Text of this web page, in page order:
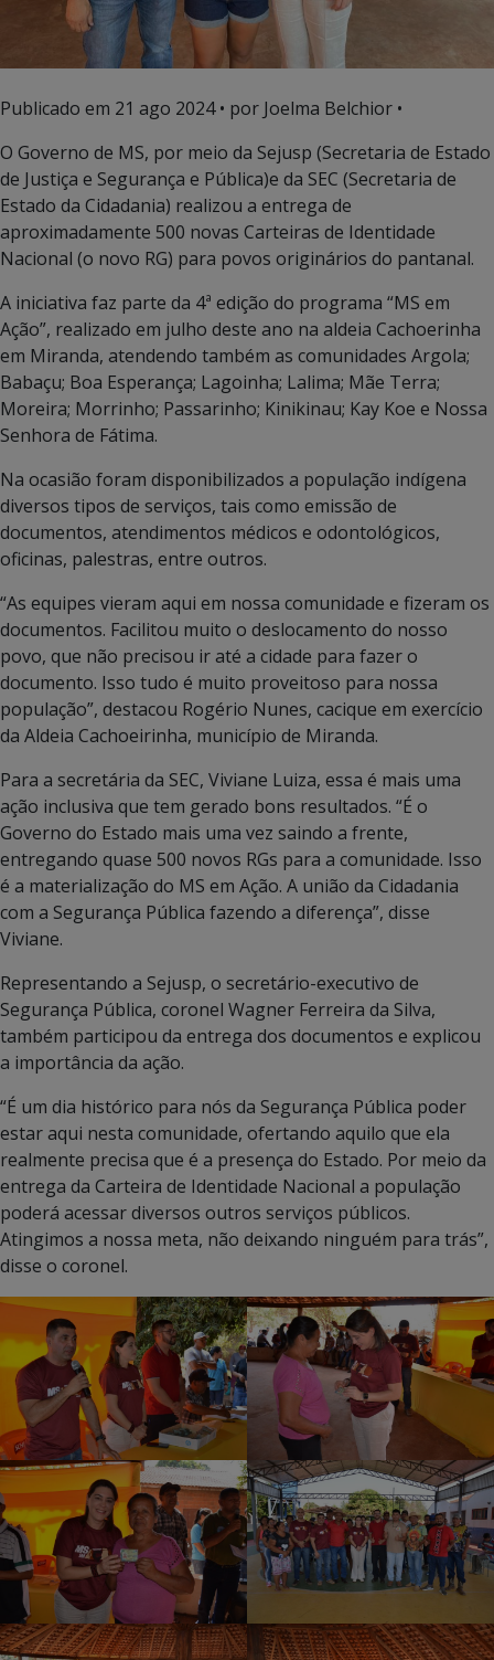
Publicado em 21 ago 2024• por Joelma Belchior •
O Governo de MS, por meio da Sejusp (Secretaria de Estado
de Justiça e Segurança e Pública)e da SEC (Secretaria de
Estado da Cidadania) realizou a entrega de
aproximadamente 500 novas Carteiras de Identidade
Nacional (o novo RG) para povos originários do pantanal.
A iniciativa faz parte da 4ª edição do programa “MS em
Ação”, realizado em julho deste ano na aldeia Cachoerinha
em Miranda, atendendo também as comunidades Argola;
Babaçu; Boa Esperança; Lagoinha; Lalima; Mãe Terra;
Moreira; Morrinho; Passarinho; Kinikinau; Kay Koe e Nossa
Senhora de Fátima.
Na ocasião foram disponibilizados a população indígena
diversos tipos de serviços, tais como emissão de
documentos, atendimentos médicos e odontológicos,
oficinas, palestras, entre outros.
“As equipes vieram aqui em nossa comunidade e fizeram os
documentos. Facilitou muito o deslocamento do nosso
povo, que não precisou ir até a cidade para fazer o
documento. Isso tudo é muito proveitoso para nossa
população”, destacou Rogério Nunes, cacique em exercício
da Aldeia Cachoeirinha, município de Miranda.
Para a secretária da SEC, Viviane Luiza, essa é mais uma
ação inclusiva que tem gerado bons resultados. “É o
Governo do Estado mais uma vez saindo a frente,
entregando quase 500 novos RGs para a comunidade. Isso
é a materialização do MS em Ação. A união da Cidadania
com a Segurança Pública fazendo a diferença”, disse
Viviane.
Representando a Sejusp, o secretário-executivo de
Segurança Pública, coronel Wagner Ferreira da Silva,
também participou da entrega dos documentos e explicou
a importância da ação.
“É um dia histórico para nós da Segurança Pública poder
estar aqui nesta comunidade, ofertando aquilo que ela
realmente precisa que é a presença do Estado. Por meio da
entrega da Carteira de Identidade Nacional a população
poderá acessar diversos outros serviços públicos.
Atingimos a nossa meta, não deixando ninguém para trás”,
disse o coronel.